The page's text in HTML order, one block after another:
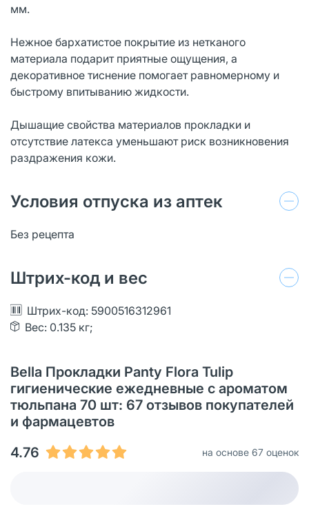
мм.
Нежное бархатистое покрытие из нетканого
материала подарит приятные ощущения, а
декоративное тиснение помогает равномерному и
быстрому впитыванию жидкости.
Дышащие свойства материалов прокладки и
отсутствие латекса уменьшают риск возникновения
раздражения кожи.
Условия отпуска из аптек
Без рецепта
Штрих-код и вес
Штрих-код: 5900516312961
Вес: 0.135 кг;
Bella Прокладки Panty Flora Tulip
гигиенические ежедневные с ароматом
тюльпана 70 шт: 67 отзывов покупателей
и фармацевтов
4.76
на основе 67 оценок